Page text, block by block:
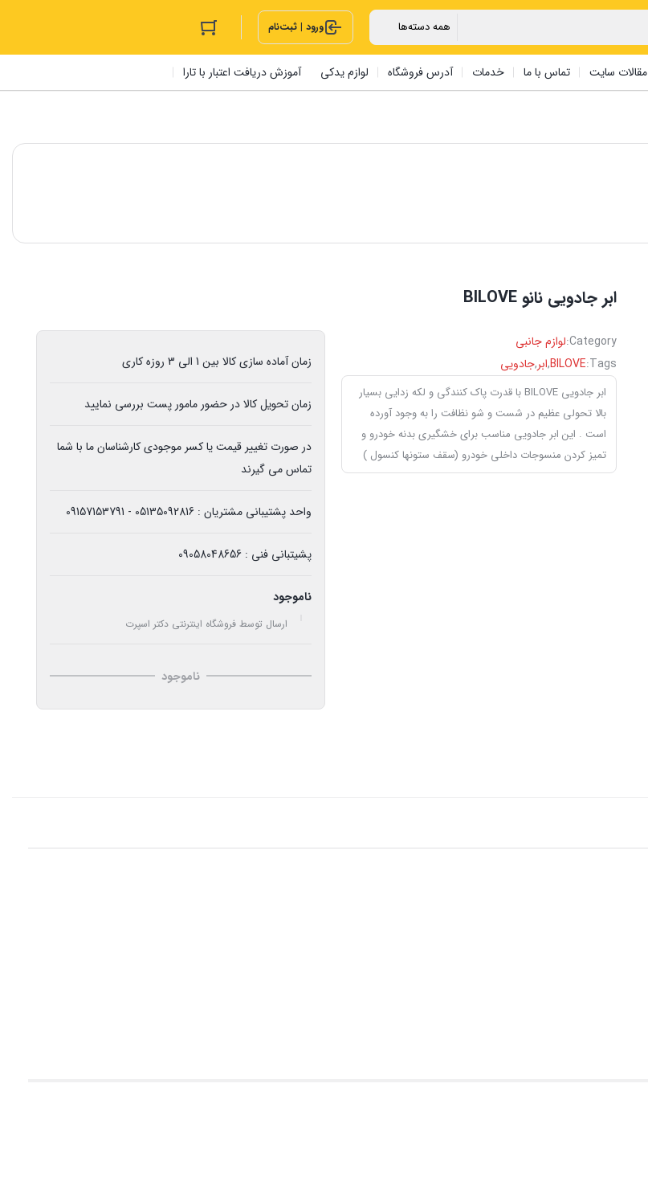
ورود | ثبت‌نام
مقالات سایت تماس با ما خدمات آدرس فروشگاه لوازم یدکی آموزش دریافت اعتبار با تارا
ابر جادویی نانو BILOVE
Category: لوازم جانبی
Tags:
BILOVE
,ابر,جادویی
ابر جادویی BILOVE با قدرت پاک کنندگی و لکه زدایی بسیار
بالا تحولی عظیم در شست و شو نظافت را به وجود آورده
است . این ابر جادویی مناسب برای خشگیری بدنه خودرو و
تمیز کردن منسوجات داخلی خودرو (سقف ستونها کنسول )
زمان آماده سازی کالا بین 1 الی 3 روزه کاری
زمان تحویل کالا در حضور مامور پست بررسی نمایید
در صورت تغییر قیمت یا کسر موجودی کارشناسان ما با شما
تماس می گیرند
واحد پشتیبانی مشتریان : 05135092816 - 09157153791
پشیتبانی فنی : 09058048656
ناموجود
ارسال توسط فروشگاه اینترنتی دکتر اسپرت
ناموجود